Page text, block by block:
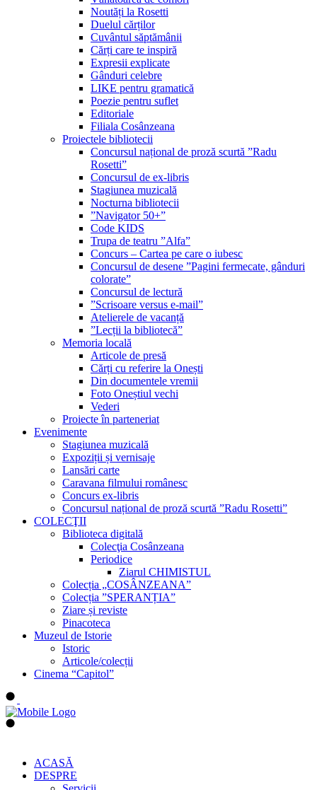
Noutăți la Rosetti
Duelul cărților
Cuvântul săptămânii
Cărți care te inspiră
Expresii explicate
Gânduri celebre
LIKE pentru gramatică
Poezie pentru suflet
Editoriale
Filiala Cosânzeana
Proiectele bibliotecii
Concursul național de proză scurtă ”Radu
Rosetti”
Concursul de ex-libris
Stagiunea muzicală
Nocturna bibliotecii
”Navigator 50+”
Code KIDS
Trupa de teatru ”Alfa”
Concurs – Cartea pe care o iubesc
Concursul de desene ”Pagini fermecate, gânduri
colorate”
Concursul de lectură
”Scrisoare versus e-mail”
Atelierele de vacanță
”Lecții la bibliotecă”
Memoria locală
Articole de presă
Cărți cu referire la Onești
Din documentele vremii
Foto Oneștiul vechi
Vederi
Proiecte în parteneriat
Evenimente
Stagiunea muzicală
Expoziții și vernisaje
Lansări carte
Caravana filmului românesc
Concurs ex-libris
Concursul național de proză scurtă ”Radu Rosetti”
COLECŢII
Biblioteca digitală
Colecţia Cosânzeana
Periodice
Ziarul CHIMISTUL
Colecția „COSÂNZEANA”
Colecția ”SPERANȚIA”
Ziare și reviste
Pinacoteca
Muzeul de Istorie
Istoric
Articole/colecții
Cinema “Capitol”
ACASĂ
DESPRE